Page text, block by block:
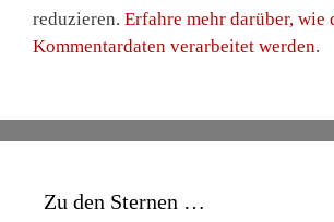
reduzieren. Erfahre mehr darüber, wie
Kommentardaten verarbeitet werden.
Zu den Sternen …